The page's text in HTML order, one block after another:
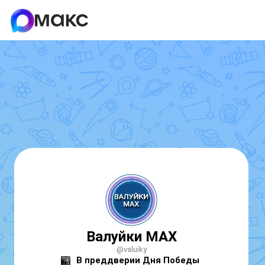
Валуйки MAX
@valuiky
В преддверии Дня Победы